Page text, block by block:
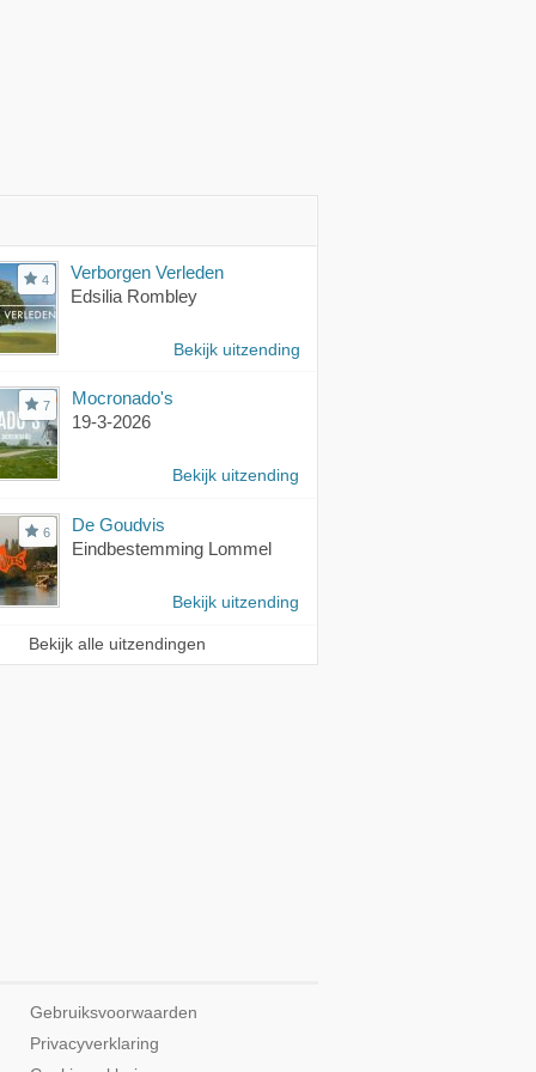
4
Verborgen Verleden
Edsilia Rombley
Bekijk uitzending
7
Mocronado's
19-3-2026
Bekijk uitzending
6
De Goudvis
Eindbestemming Lommel
Bekijk uitzending
Bekijk alle uitzendingen
Gebruiksvoorwaarden
Privacyverklaring